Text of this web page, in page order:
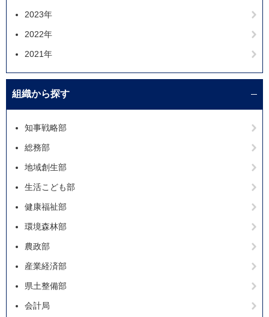
2023年
2022年
2021年
組織から探す
知事戦略部
総務部
地域創生部
生活こども部
健康福祉部
環境森林部
農政部
産業経済部
県土整備部
会計局